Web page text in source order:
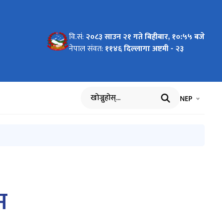
अगाडी
वि.सं: २०८३ साउन २१ गते बिहीबार, १०:५५ बजे
नेपाल संवत: ११४६ दिल्लागा अष्टमी - २३
खोज्नुहोस् भाषा चयन
NEP